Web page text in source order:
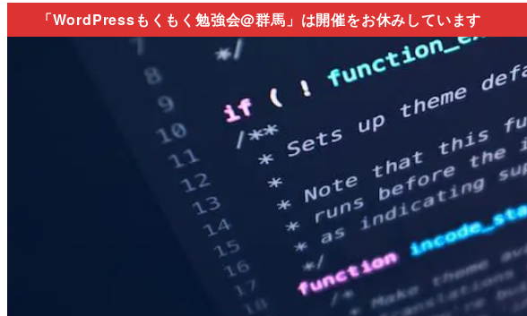
「WordPressもくもく勉強会@群馬」は開催をお休みしています